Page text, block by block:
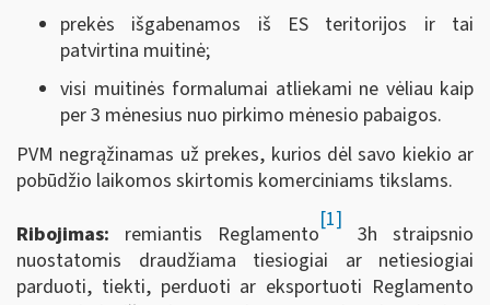
prekės išgabenamos iš ES teritorijos ir tai
patvirtina muitinė;
visi muitinės formalumai atliekami ne vėliau kaip
per 3 mėnesius nuo pirkimo mėnesio pabaigos.
PVM negrąžinamas už prekes, kurios dėl savo kiekio ar
pobūdžio laikomos skirtomis komerciniams tikslams.
Ribojimas: remiantis Reglamento
[1]
3h straipsnio
nuostatomis draudžiama tiesiogiai ar netiesiogiai
parduoti, tiekti, perduoti ar eksportuoti Reglamento